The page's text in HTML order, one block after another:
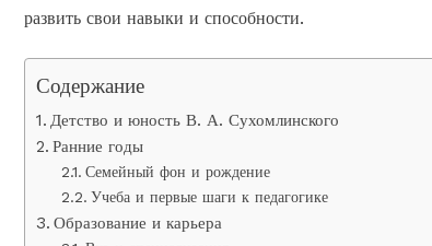
развить свои навыки и способности.
Содержание
Детство и юность В. А. Сухомлинского
Ранние годы
Семейный фон и рождение
Учеба и первые шаги к педагогике
Образование и карьера